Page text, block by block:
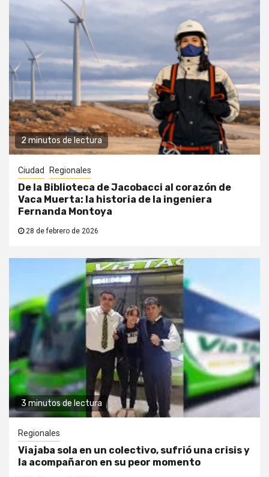
2 minutos de lectura
Ciudad Regionales
De la Biblioteca de Jacobacci al corazón de
Vaca Muerta: la historia de la ingeniera
Fernanda Montoya
28 de febrero de 2026
3 minutos de lectura
Regionales
Viajaba sola en un colectivo, sufrió una crisis y
la acompañaron en su peor momento